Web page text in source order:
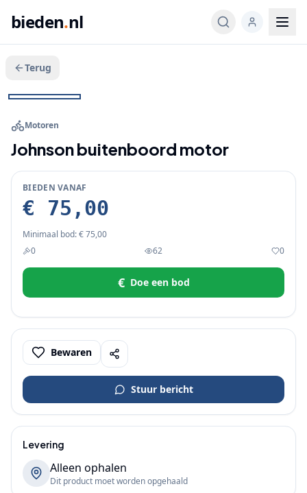
bieden.nl
Terug
Veeg voor meer
Motoren
Johnson buitenboord motor
BIEDEN VANAF
€ 75,00
Minimaal bod:€ 75,00
0
62 0
€ Doe een bod
Bewaren
Stuur bericht
Levering
Alleen ophalen
Dit product moet worden opgehaald